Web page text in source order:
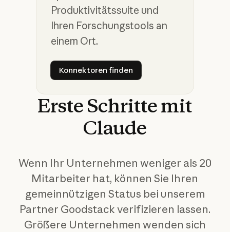
Produktivitätssuite und
Ihren Forschungstools an
einem Ort.
Konnektoren finden
Konnektoren finden
Erste Schrittemit
Claude
Wenn Ihr Unternehmen weniger als 20
Mitarbeiter hat, können Sie Ihren
gemeinnützigen Status bei unserem
Partner Goodstack verifizieren lassen.
Größere Unternehmen wenden sich